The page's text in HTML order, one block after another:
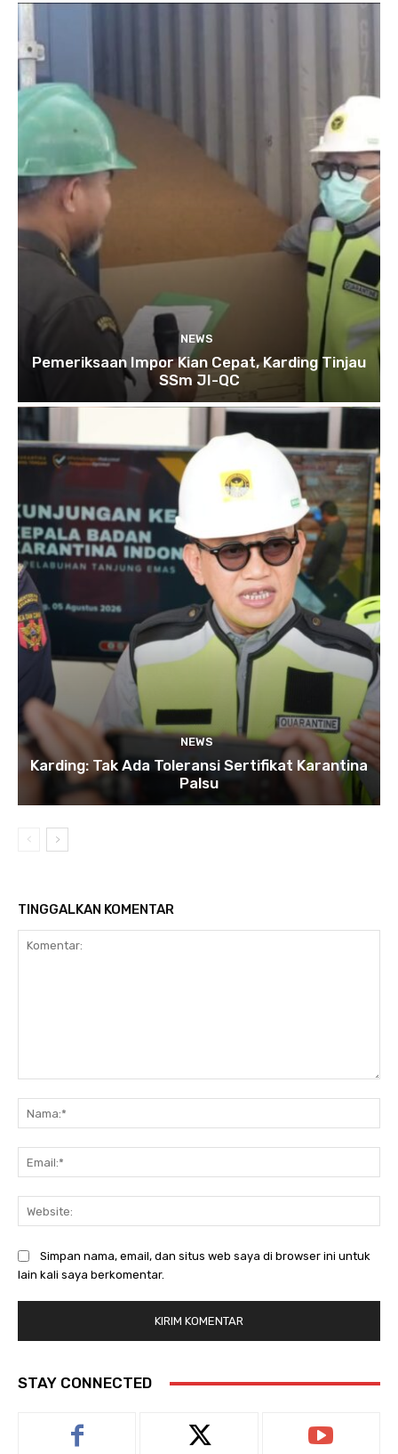
NEWS
Pemeriksaan Impor Kian Cepat, Karding Tinjau
SSm JI-QC
NEWS
Karding: Tak Ada Toleransi Sertifikat Karantina
Palsu
TINGGALKAN KOMENTAR
Simpan nama, email, dan situs web saya di browser ini untuk
lain kali saya berkomentar.
STAY CONNECTED